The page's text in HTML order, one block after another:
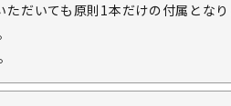
だいても原則1本だけの付属とな